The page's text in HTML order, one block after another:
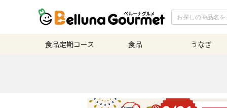
食品定期コース 食品 うなぎ